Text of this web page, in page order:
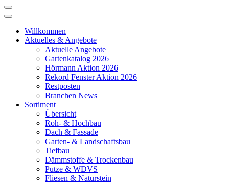
Willkommen
Aktuelles & Angebote
Aktuelle Angebote
Gartenkatalog 2026
Hörmann Aktion 2026
Rekord Fenster Aktion 2026
Restposten
Branchen News
Sortiment
Übersicht
Roh- & Hochbau
Dach & Fassade
Garten- & Landschaftsbau
Tiefbau
Dämmstoffe & Trockenbau
Putze & WDVS
Fliesen & Naturstein